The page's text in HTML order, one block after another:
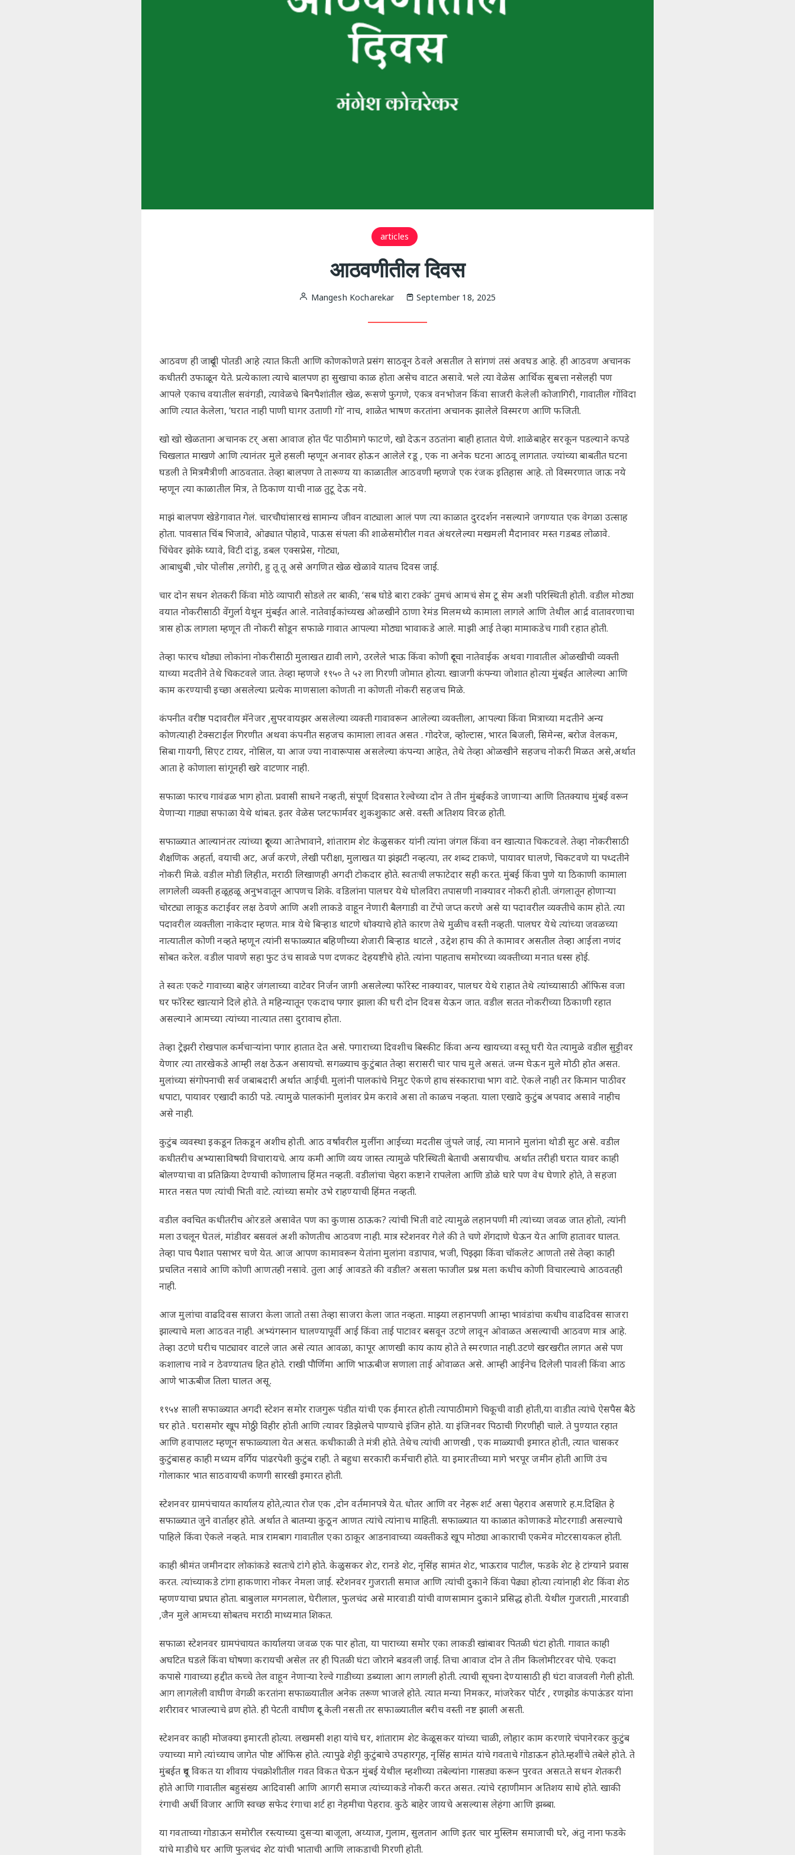
articles
आठवणीतील दिवस
Mangesh Kocharekar September 18, 2025
आठवण ही जादूची पोतडी आहे त्यात किती आणि कोणकोणते प्रसंग साठवून ठेवले असतील ते सांगणं तसं अवघड आहे. ही आठवण अचानक
कधीतरी उफाळून येते. प्रत्येकाला त्याचे बालपण हा सुखाचा काळ होता असेच वाटत असावे. भले त्या वेळेस आर्थिक सुबत्ता नसेलही पण
आपले एकाच वयातील सवंगडी, त्यावेळचे बिनपैशांतील खेळ, रूसणे फुगणे, एकत्र वनभोजन किंवा साजरी केलेली कोजागिरी, गावातील गोंविदा
आणि त्यात केलेला, ‘घरात नाही पाणी घागर उताणी गो’ नाच, शाळेत भाषण करतांना अचानक झालेले विस्मरण आणि फजिती.
खो खो खेळताना अचानक टर् असा आवाज होत पँट पाठीमागे फाटणे, खो देऊन उठतांना बाही हातात येणे. शाळेबाहेर सरकून पडल्याने कपडे
चिखलात माखणे आणि त्यानंतर मुले हसली म्हणून अनावर होऊन आलेले रडू , एक ना अनेक घटना आठवू लागतात. ज्यांच्या बाबतीत घटना
घडली ते मित्रमैत्रीणी आठवतात. तेव्हा बालपण ते तारूण्य या काळातील आठवणी म्हणजे एक रंजक इतिहास आहे. तो विस्मरणात जाऊ नये
म्हणून त्या काळातील मित्र, ते ठिकाण याची नाळ तुटू देऊ नये.
माझं बालपण खेडेगावात गेलं. चारचौघांसारखं सामान्य जीवन वाट्याला आलं पण त्या काळात दुरदर्शन नसल्याने जगण्यात एक वेगळा उत्साह
होता. पावसात चिंब भिजावे, ओढ्यात पोहावे, पाऊस संपला की शाळेसमोरील गवत अंथरलेल्या मखमली मैदानावर मस्त गडबड लोळावे.
चिंचेवर झोके घ्यावे, विटी दांडू, डबल एक्सप्रेस, गोट्या,
आबाधुबी ,चोर पोलीस ,लगोरी, हु तू तू असे अगणित खेळ खेळावे यातच दिवस जाई.
चार दोन सधन शेतकरी किंवा मोठे व्यापारी सोडले तर बाकी, ‘सब घोडे बारा टक्के’ तुमचं आमचं सेम टू सेम अशी परिस्थिती होती. वडील मोठ्या
वयात नोकरीसाठी वेंगुर्ला येथून मुंबईत आले. नातेवाईकांच्यख ओळखीने ठाणा रेमंड मिलमध्ये कामाला लागले आणि तेथील आर्द्र वातावरणाचा
त्रास होऊ लागला म्हणून ती नोकरी सोडून सफाळे गावात आपल्या मोठ्या भावाकडे आले. माझी आई तेव्हा मामाकडेच गावी रहात होती.
तेव्हा फारच थोड्या लोकांना नोकरीसाठी मुलाखत द्यावी लागे, उरलेले भाऊ किंवा कोणी दूरचा नातेवाईक अथवा गावातील ओळखीची व्यक्ती
याच्या मदतीने तेथे चिकटवले जात. तेव्हा म्हणजे १९५० ते ५२ ला गिरणी जोमात होत्या. खाजगी कंपन्या जोशात होत्या मुंबईत आलेल्या आणि
काम करण्याची इच्छा असलेल्या प्रत्येक माणसाला कोणती ना कोणती नोकरी सहजच मिळे.
कंपनीत वरीष्ठ पदावरील मॅनेजर ,सुपरवायझर असलेल्या व्यक्ती गावावरून आलेल्या व्यक्तीला, आपल्या किंवा मित्राच्या मदतीने अन्य
कोणत्याही टेक्सटाईल गिरणीत अथवा कंपनीत सहजच कामाला लावत असत . गोदरेज, व्होल्टास, भारत बिजली, सिमेन्स, बरोज वेलकम,
सिबा गायगी, सिएट टायर, नोसिल, या आज ज्या नावारूपास असलेल्या कंपन्या आहेत, तेथे तेव्हा ओळखीने सहजच नोकरी मिळत असे,अर्थात
आता हे कोणाला सांगूनही खरे वाटणार नाही.
सफाळा फारच गावंढळ भाग होता. प्रवासी साधने नव्हती, संपूर्ण दिवसात रेल्वेच्या दोन ते तीन मुंबईकडे जाणाऱ्या आणि तितक्याच मुंबई वरून
येणाऱ्या गाड्या सफाळा येथे थांबत. इतर वेळेस प्लटफार्मवर शुकशुकाट असे. वस्ती अतिशय विरळ होती.
सफाळ्यात आल्यानंतर त्यांच्या दूरच्या आतेभावाने, शांताराम शेट केळुसकर यांनी त्यांना जंगल किंवा वन खात्यात चिकटवले. तेव्हा नोकरीसाठी
शैक्षणिक अहर्ता, वयाची अट, अर्ज करणे, लेखी परीक्षा, मुलाखत या झंझटी नव्हत्या, तर शब्द टाकणे, पायावर घालणे, चिकटवणे या पध्दतीने
नोकरी मिळे. वडील मोडी लिहीत, मराठी लिखाणही अगदी टोकदार होते. स्वतःची लफाटेदार सही करत. मुंबई किंवा पुणे या ठिकाणी कामाला
लागलेली व्यक्ती हळूहळू अनुभवातून आपणच शिके. वडिलांना पालघर येथे घोलविरा तपासणी नाक्यावर नोकरी होती. जंगलातून होणाऱ्या
चोरट्या लाकूड कटाईवर लक्ष ठेवणे आणि अशी लाकडे वाहून नेणारी बैलगाडी वा टेंपो जप्त करणे असे या पदावरील व्यक्तीचे काम होते. त्या
पदावरील व्यक्तीला नाकेदार म्हणत. मात्र येथे बिऱ्हाड थाटणे धोक्याचे होते कारण तेथे मुळीच वस्ती नव्हती. पालघर येथे त्यांच्या जवळच्या
नात्यातील कोणी नव्हते म्हणून त्यांनी सफाळ्यात बहिणीच्या शेजारी बिऱ्हाड थाटले , उद्देश हाच की ते कामावर असतील तेव्हा आईला नणंद
सोबत करेल. वडील पावणे सहा फुट उंच सावळे पण दणकट देहयष्टीचे होते. त्यांना पाहताच समोरच्या व्यक्तीच्या मनात धस्स होई.
ते स्वतः एकटे गावाच्या बाहेर जंगलाच्या वाटेवर निर्जन जागी असलेल्या फॉरेस्ट नाक्यावर, पालघर येथे राहात तेथे त्यांच्यासाठी ऑफिस वजा
घर फॉरेस्ट खात्याने दिले होते. ते महिन्यातून एकदाच पगार झाला की घरी दोन दिवस येऊन जात. वडील सतत नोकरीच्या ठिकाणी रहात
असल्याने आमच्या त्यांच्या नात्यात तसा दुरावाच होता.
तेव्हा ट्रेझरी रोखपाल कर्मचाऱ्यांना पगार हातात देत असे. पगाराच्या दिवशीच बिस्कीट किंवा अन्य खायच्या वस्तू घरी येत त्यामुळे वडील सुट्टीवर
येणार त्या तारखेकडे आम्ही लक्ष ठेऊन असायचो. सगळ्याच कुटुंबात तेव्हा सरासरी चार पाच मुले असतं. जन्म घेऊन मुले मोठी होत असत.
मुलांच्या संगोपनाची सर्व जबाबदारी अर्थात आईची. मुलांनी पालकांचे निमुट ऐकणे हाच संस्काराचा भाग वाटे. ऐकले नाही तर किमान पाठीवर
धपाटा, पायावर एखादी काठी पडे. त्यामुळे पालकांनी मुलांवर प्रेम करावे असा तो काळच नव्हता. याला एखादे कुटुंब अपवाद असावे नाहीच
असे नाही.
कुटुंब व्यवस्था इकडून तिकडून अशीच होती. आठ वर्षांवरील मुलींना आईच्या मदतीस जुंपले जाई, त्या मानाने मुलांना थोडी सुट असे. वडील
कधीतरीच अभ्यासाविषयी विचारायचे. आय कमी आणि व्यय जास्त त्यामुळे परिस्थिती बेताची असायचीच. अर्थात तरीही घरात यावर काही
बोलण्याचा वा प्रतिक्रिया देण्याची कोणालाच हिंमत नव्हती. वडीलांचा चेहरा कष्टाने रापलेला आणि डोळे घारे पण वेध घेणारे होते, ते सहजा
मारत नसत पण त्यांची भिती वाटे. त्यांच्या समोर उभे राहण्याची हिंमत नव्हती.
वडील क्वचित कधीतरीच ओरडले असावेत पण का कुणास ठाऊक? त्यांची भिती वाटे त्यामुळे लहानपणी मी त्यांच्या जवळ जात होतो, त्यांनी
मला उचलून घेतलं, मांडीवर बसवलं अशी कोणतीच आठवण नाही. मात्र स्टेशनवर गेले की ते चणे शेंगदाणे घेऊन येत आणि हातावर घालत.
तेव्हा पाच पैशात पसाभर चणे येत. आज आपण कामावरून येतांना मुलांना वडापाव, भजी, पिझ्झा किंवा चॉकलेट आणतो तसे तेव्हा काही
प्रचलित नसावे आणि कोणी आणतही नसावे. तुला आई आवडते की वडील? असला फाजील प्रश्न मला कधीच कोणी विचारल्याचे आठवतही
नाही.
आज मुलांचा वाढदिवस साजरा केला जातो तसा तेव्हा साजरा केला जात नव्हता. माझ्या लहानपणी आम्हा भावंडांचा कधीच वाढदिवस साजरा
झाल्याचे मला आठवत नाही. अभ्यंगस्नान घालण्यापूर्वी आई किंवा ताई पाटावर बसवून उटणे लावून ओवाळत असल्याची आठवण मात्र आहे.
तेव्हा उटणे घरीच पाट्यावर वाटले जात असे त्यात आवळा, कापूर आणखी काय काय होते ते स्मरणात नाही.उटणे खरखरीत लागत असे पण
कशालाच नावे न ठेवण्यातच हित होते. राखी पौर्णिमा आणि भाऊबीज सणाला ताई ओवाळत असे. आम्ही आईनेच दिलेली पावली किंवा आठ
आणे भाऊबीज तिला घालत असू.
१९५४ साली सफाळ्यात अगदी स्टेशन समोर राजगुरू पंडीत यांची एक ईमारत होती त्यापाठीमागे चिकूची वाडी होती,या वाडीत त्यांचे ऐसपैस बैठे
घर होते . घरासमोर खूप मोठ्ठी विहीर होती आणि त्यावर डिझेलचे पाण्याचे इंजिन होते. या इंजिनवर पिठाची गिरणीही चाले. ते पुण्यात रहात
आणि हवापालट म्हणून सफाळ्याला येत असत. कधीकाळी ते मंत्री होते. तेथेच त्यांची आणखी , एक माळ्याची इमारत होती, त्यात चासकर
कुटुंबासह काही मध्यम वर्गिय पांढरपेशी कुटुंब राही. ते बहुधा सरकारी कर्मचारी होते. या इमारतीच्या मागे भरपूर जमीन होती आणि उंच
गोलाकार भात साठवायची कणगी सारखी इमारत होती.
स्टेशनवर ग्रामपंचायत कार्यालय होते,त्यात रोज एक ,दोन वर्तमानपत्रे येत. धोतर आणि वर नेहरू शर्ट असा पेहराव असणारे ह.म.दिक्षित हे
सफाळ्यात जुने वार्ताहर होते. अर्थात ते बातम्या कुठून आणत त्यांचे त्यांनाच माहिती. सफाळ्यात या काळात कोणाकडे मोटरगाडी असल्याचे
पाहिले किंवा ऐकले नव्हते. मात्र रामबाग गावातील एका ठाकूर आडनावाच्या व्यक्तीकडे खूप मोठ्या आकाराची एकमेव मोटरसायकल होती.
काही श्रीमंत जमीनदार लोकांकडे स्वतःचे टांगे होते. केळुसकर शेट, रानडे शेट, नृसिंह सामंत शेट, भाऊराव पाटील, फडके शेट हे टांग्याने प्रवास
करत. त्यांच्याकडे टांगा हाकणारा नोकर नेमला जाई. स्टेशनवर गुजराती समाज आणि त्यांची दुकाने किंवा पेढ्या होत्या त्यांनाही शेट किंवा शेठ
म्हणण्याचा प्रघात होता. बाबुलाल मगनलाल, घेरीलाल, फुलचंद असे मारवाडी यांची वाणसामान दुकाने प्रसिद्ध होती. येथील गुजराती ,मारवाडी
,जैन मुले आमच्या सोबतच मराठी माध्यमात शिकत.
सफाळा स्टेशनवर ग्रामपंचायत कार्यालया जवळ एक पार होता, या पाराच्या समोर एका लाकडी खांबावर पितळी घंटा होती. गावात काही
अघटित घडले किंवा घोषणा करायची असेल तर ही पितळी घंटा जोराने बडवली जाई. तिचा आवाज दोन ते तीन किलोमीटरवर पोचे. एकदा
कपासे गावाच्या हद्दीत कच्चे तेल वाहून नेणाऱ्या रेल्वे गाडीच्या डब्याला आग लागली होती. त्याची सूचना देण्यासाठी ही घंटा वाजवली गेली होती.
आग लागलेली वाघीण वेगळी करतांना सफाळ्यातील अनेक तरूण भाजले होते. त्यात मन्या निमकर, मांजरेकर पोर्टर , रणझोड कंपाऊंडर यांना
शरीरावर भाजल्याचे व्रण होते. ही पेटती वाघीण दूर केली नसती तर सफाळ्यातील बरीच वस्ती नष्ट झाली असती.
स्टेशनवर काही मोजक्या इमारती होत्या. लखमसी शहा यांचे घर, शांताराम शेट केळूसकर यांच्या चाळी, लोहार काम करणारे चंपानेरकर कुटुंब
ज्याच्या मागे त्यांच्याच जागेत पोष्ट ऑफिस होते. त्यापुढे शेट्टी कुटुंबाचे उपहारगृह, नृसिंह सामंत यांचे गवताचे गोडाऊन होते.म्हशींचे तबेले होते. ते
मुंबईत दूध विकत या शीवाय पंचक्रोशीतील गवत विकत घेऊन मुंबई येथील म्हशीच्या तबेल्यांना गासड्या करून पुरवत असत.ते सधन शेतकरी
होते आणि गावातील बहुसंख्य आदिवासी आणि आगरी समाज त्यांच्याकडे नोकरी करत असत. त्यांचे रहाणीमान अतिशय साधे होते. खाकी
रंगाची अर्धी विजार आणि स्वच्छ सफेद रंगाचा शर्ट हा नेहमीचा पेहराव. कुठे बाहेर जायचे असल्यास लेहंगा आणि झब्बा.
या गवताच्या गोडाऊन समोरील रस्त्याच्या दुसऱ्या बाजूला, अय्याज, गुलाम, सुलतान आणि इतर चार मुस्लिम समाजाची घरे, अंतु नाना फडके
यांचे माडीचे घर आणि फुलचंद शेट यांची भाताची आणि लाकडाची गिरणी होती.